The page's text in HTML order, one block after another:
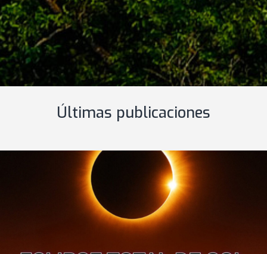
Últimas publicaciones